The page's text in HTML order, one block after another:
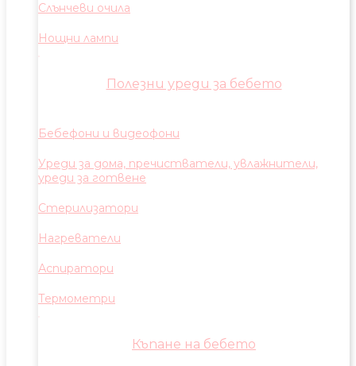
Слънчеви очила
Нощни лампи
Полезни уреди за бебето
Бебефони и видеофони
Уреди за дома, пречистватели, увлажнители,
уреди за готвене
Стерилизатори
Нагреватели
Аспиратори
Термометри
Къпане на бебето